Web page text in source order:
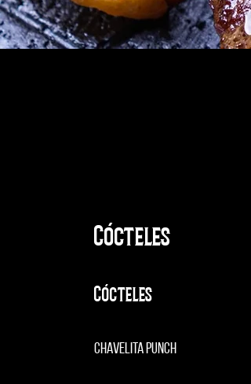
Cócteles
Cócteles
CHAVELITA PUNCH